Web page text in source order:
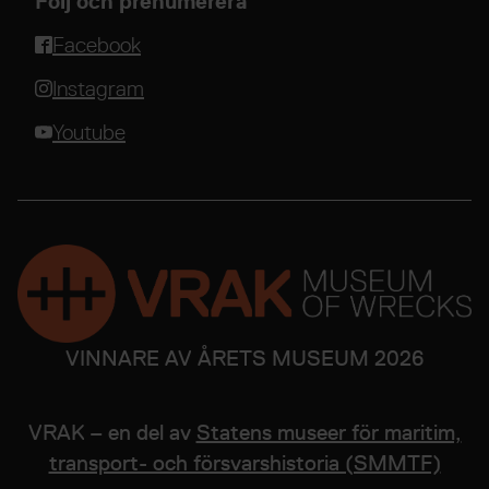
Facebook
Instagram
Youtube
VINNARE AV ÅRETS MUSEUM 2026
VRAK – en del av Statens museer för maritim,
transport- och försvarshistoria (SMMTF)